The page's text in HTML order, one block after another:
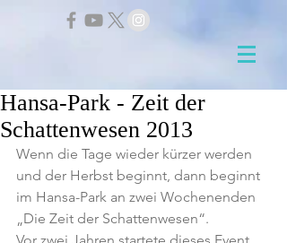
Hansa-Park - Zeit der
Schattenwesen 2013
Wenn die Tage wieder kürzer werden
und der Herbst beginnt, dann beginnt
im Hansa-Park an zwei Wochenenden
„Die Zeit der Schattenwesen“.